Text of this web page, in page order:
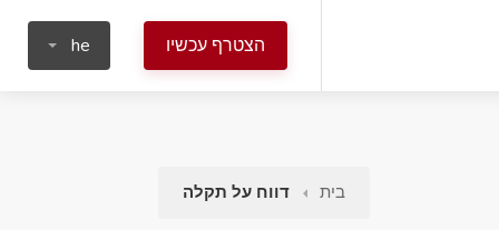
הצטרף עכשיו he
בית דווח על תקלה